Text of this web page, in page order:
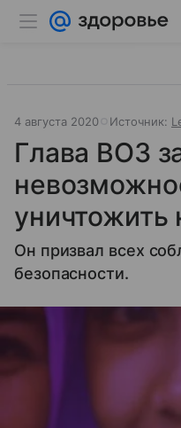
4 августа 2020 Источник:
Глава ВОЗ
уничтожить
Он призвал всех
безопасности.